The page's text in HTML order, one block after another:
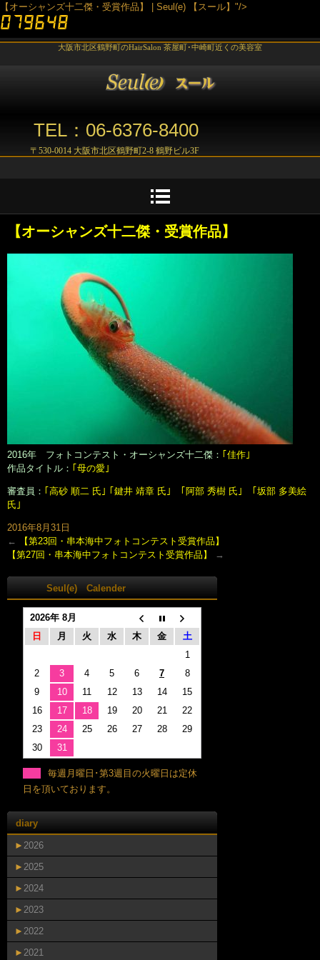
【オーシャンズ十二傑・受賞作品】 | Seul(e) 【スール】"/>
大阪市北区鶴野町のHairSalon 茶屋町･中崎町近くの美容室
TEL：06-6376-8400
〒530-0014 大阪市北区鶴野町2-8 鶴野ビル3F
【オーシャンズ十二傑・受賞作品】
2016年 フォトコンテスト・オーシャンズ十二傑： ｢佳作｣
作品タイトル： ｢母の愛｣
審査員： ｢高砂 順二 氏｣ ｢鍵井 靖章 氏｣ ｢阿部 秀樹 氏｣ ｢坂部 多美絵
氏｣
2016年8月31日
←
【第23回・串本海中フォトコンテスト受賞作品】
【第27回・串本海中フォトコンテスト受賞作品】
→
Seul(e) Calender
2026年 8月
日
月 火 水 木 金
土
1
2
3 4 5 6 7
8
9
10 11 12 13 14
15
16
17 18 19 20 21
22
23
24 25 26 27 28
29
30
31
毎週月曜日･第3週目の火曜日は定休
日を頂いております。
diary
► 2026
► 2025
► 2024
► 2023
► 2022
► 2021